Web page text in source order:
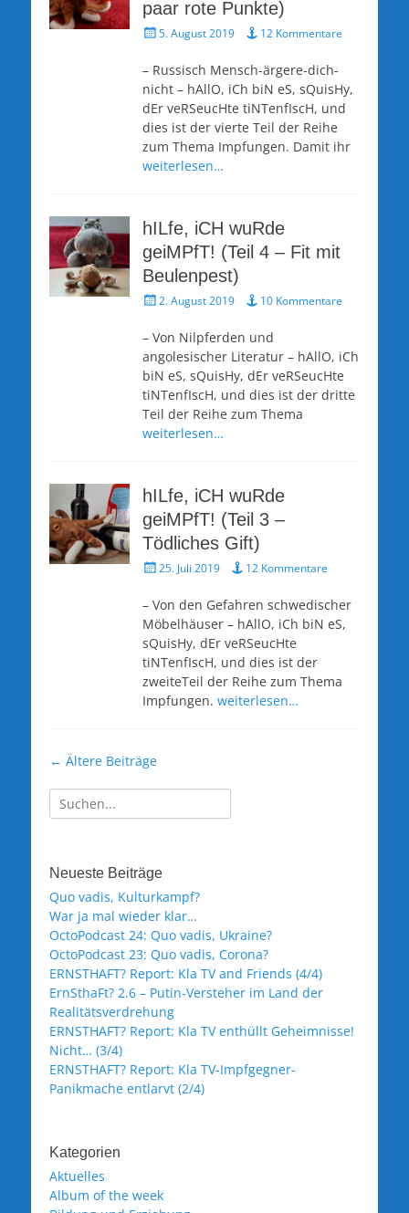
paar rote Punkte)
Veröffentlicht
5. August 2019 12 Kommentare
– Russisch Mensch-ärgere-dich-
nicht – hAllO, iCh biN eS, sQuisHy,
dEr veRSeucHte tiNTenfIscH, und
dies ist der vierte Teil der Reihe
zum Thema Impfungen. Damit ihr
weiterlesen…
hILfe, iCH wuRde
geiMPfT! (Teil 4 – Fit mit
Beulenpest)
Veröffentlicht
2. August 2019 10 Kommentare
– Von Nilpferden und
angolesischer Literatur – hAllO, iCh
biN eS, sQuisHy, dEr veRSeucHte
tiNTenfIscH, und dies ist der dritte
Teil der Reihe zum Thema
weiterlesen…
hILfe, iCH wuRde
geiMPfT! (Teil 3 –
Tödliches Gift)
Veröffentlicht
25. Juli 2019 12 Kommentare
– Von den Gefahren schwedischer
Möbelhäuser – hAllO, iCh biN eS,
sQuisHy, dEr veRSeucHte
tiNTenfIscH, und dies ist der
zweiteTeil der Reihe zum Thema
Impfungen. weiterlesen…
Beitragsnavigation
← Ältere Beiträge
Suche
nach:
Neueste Beiträge
Quo vadis, Kulturkampf?
War ja mal wieder klar…
OctoPodcast 24: Quo vadis, Ukraine?
OctoPodcast 23: Quo vadis, Corona?
ERNSTHAFT? Report: Kla TV and Friends (4/4)
ErnSthaFt? 2.6 – Putin-Versteher im Land der
Realitätsverdrehung
ERNSTHAFT? Report: Kla TV enthüllt Geheimnisse!
Nicht… (3/4)
ERNSTHAFT? Report: Kla TV-Impfgegner-
Panikmache entlarvt (2/4)
Kategorien
Aktuelles
Album of the week